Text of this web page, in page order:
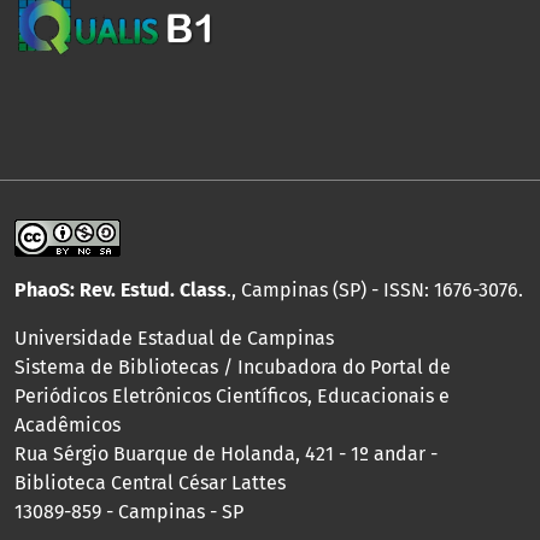
PhaoS: Rev. Estud. Class., Campinas (SP) - ISSN: 1676-3076.
Universidade Estadual de Campinas
Sistema de Bibliotecas / Incubadora do Portal de
Periódicos Eletrônicos Científicos, Educacionais e
Acadêmicos
Rua Sérgio Buarque de Holanda, 421 - 1º andar -
Biblioteca Central César Lattes
13089-859 - Campinas - SP